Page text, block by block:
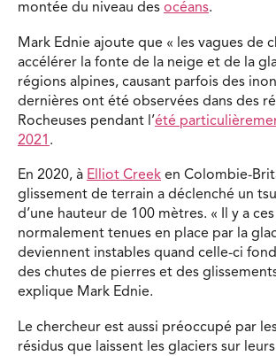
montée du niveau des océans.
Mark Ednie ajoute que « les vagues de
accélérer la fonte de la neige et de la
régions alpines, causant parfois des
dernières ont été observées dans des
Rocheuses pendant l’été
2021 .
En 2020, à Elliot Creek en Colombie-
glissement de terrain a déclenché un
d’une hauteur de 100 mètres. « Il y a
normalement tenues en place par la
deviennent instables quand celle-ci
des chutes de pierres et des
explique Mark Ednie.
Le chercheur est aussi préoccupé par
résidus que laissent les glaciers sur